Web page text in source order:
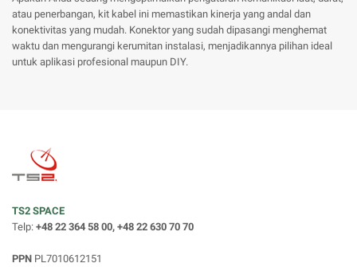
atau penerbangan, kit kabel ini memastikan kinerja yang andal dan
konektivitas yang mudah. Konektor yang sudah dipasangi menghemat
waktu dan mengurangi kerumitan instalasi, menjadikannya pilihan ideal
untuk aplikasi profesional maupun DIY.
TS2 SPACE
Telp: +48 22 364 58 00, +48 22 630 70 70
PPN PL7010612151